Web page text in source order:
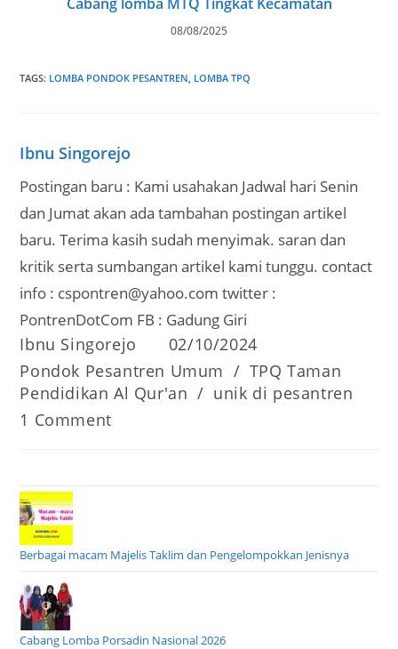
08/08/2025
TAGS: LOMBA PONDOK PESANTREN LOMBA TPQ
Ibnu Singorejo
Postingan baru : Kami usahakan Jadwal hari Senin
dan Jumat akan ada tambahan postingan artikel
baru. Terima kasih sudah menyimak. saran dan
kritik serta sumbangan artikel kami tunggu. contact
info : cspontren@yahoo.com twitter :
PontrenDotCom FB : Gadung Giri
Post
Ibnu Singorejo
Post
02/10/2024
Post
category:
Pondok Pesantren Umum / TPQ Taman
Pendidikan Al Qur'an / unik di pesantren
Post
1 Comment
Berbagai macam Majelis Taklim dan Pengelompokkan Jenisnya
Cabang Lomba Porsadin Nasional 2026